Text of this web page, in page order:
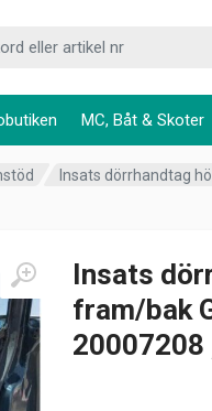
MC, Båt & Skoter
Insats dörrhandtag
Insats
fram/bak
20007208